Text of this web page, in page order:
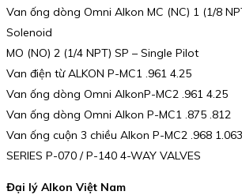
Van ống dòng Omni Alkon MC (NC) 1 (1/8
Solenoid
MO (NO) 2 (1/4 NPT) SP – Single Pilot
Van điện từ ALKON P-MC1 .961 4.25
Van ống dòng Omni AlkonP-MC2 .961 4.25
Van ống dòng Omni Alkon P-MC1 .875 .812
Van ống cuộn 3 chiều Alkon P-MC2 .968 1.063
SERIES P-070 / P-140 4-WAY VALVES
Đại lý Alkon Việt Nam